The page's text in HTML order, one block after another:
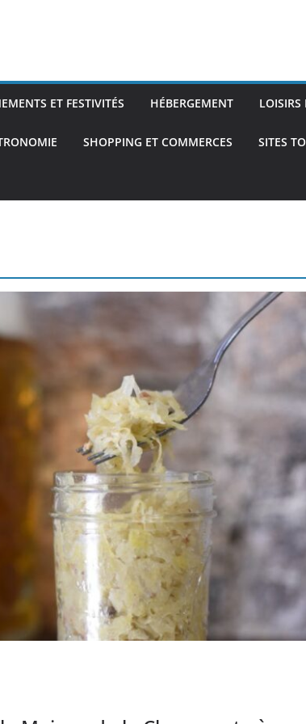
ET FESTIVITÉS HÉBERGEMENT LOISIRS
SHOPPING ET COMMERCES SITES